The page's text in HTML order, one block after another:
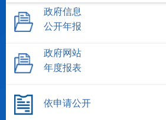
政府信息
公开年报
政府网站
年度报表
依申请公开